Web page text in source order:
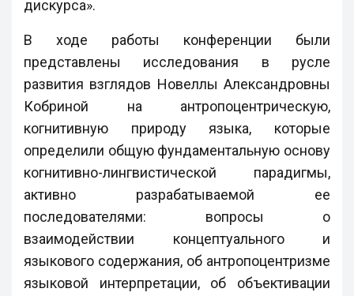
дискурса».
В ходе работы конференции были
представлены исследования в русле
развития взглядов Новеллы Александровны
Кобриной на антропоцентрическую,
когнитивную природу языка, которые
определили общую фундаментальную основу
когнитивно-лингвистической парадигмы,
активно разрабатываемой ее
последователями: вопросы о
взаимодействии концептуального и
языкового содержания, об антропоцентризме
языковой интерпретации, об объективации